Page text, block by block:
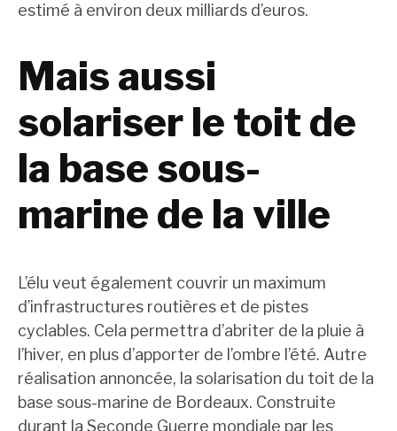
estimé à environ deux milliards d’euros.
Mais aussi
solariser le toit de
la base sous-
marine de la ville
L’élu veut également couvrir un maximum
d’infrastructures routières et de pistes
cyclables. Cela permettra d’abriter de la pluie à
l’hiver, en plus d’apporter de l’ombre l’été. Autre
réalisation annoncée, la solarisation du toit de la
base sous-marine de Bordeaux. Construite
durant la Seconde Guerre mondiale par les